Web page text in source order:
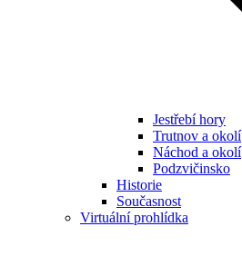
Jestřebí hory
Trutnov a okolí
Náchod a okolí
Podzvičinsko
Historie
Současnost
Virtuální prohlídka